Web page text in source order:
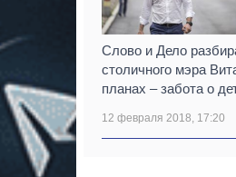
Слово и Дело
столичного мэра
планах – забота о
12 февраля 2018, 17:20